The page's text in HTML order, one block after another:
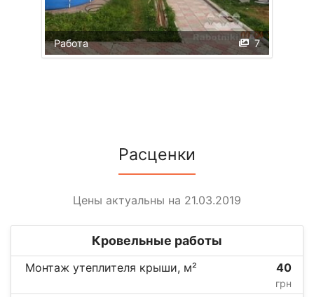
7
Работа
Расценки
Цены актуальны на 21.03.2019
Кровельные работы
Монтаж утеплителя крыши, м² 40
грн